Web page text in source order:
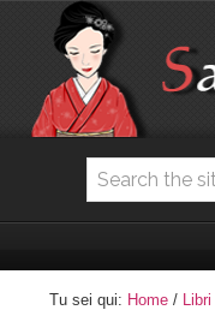
Tu sei qui: Home / Libri